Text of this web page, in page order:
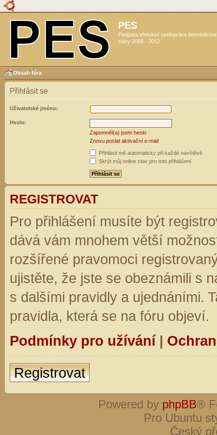
PES
Podpora efektivní spolupráce
sféry 2009 - 2012
Obsah fóra
Přihlásit se
Uživatelské jméno:
Heslo:
Zapomněl(a) jsem heslo
Znovu poslat aktivační e-mail
Přihlásit mě automaticky při každé návštěvě
Skrýt můj online stav pro toto přihlášení
REGISTROVAT
Pro přihlášení musíte být
dává vám mnohem větší
rozšířené pravomoci
ujistěte, že jste se obeznámili s
s dalšími pravidly a ujednáními.
pravidla, která se na fóru objeví.
Podmínky pro užívání|
Registrovat
Powered by phpBB®
Pro Ubuntu
Český